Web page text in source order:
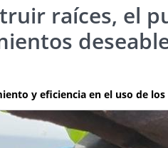
raíces, el
y eficiencia en el uso de los